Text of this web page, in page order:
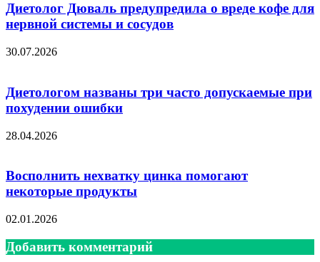
Диетолог Дюваль предупредила о вреде кофе для
нервной системы и сосудов
30.07.2026
Диетологом названы три часто допускаемые при
похудении ошибки
28.04.2026
Восполнить нехватку цинка помогают
некоторые продукты
02.01.2026
Добавить комментарий